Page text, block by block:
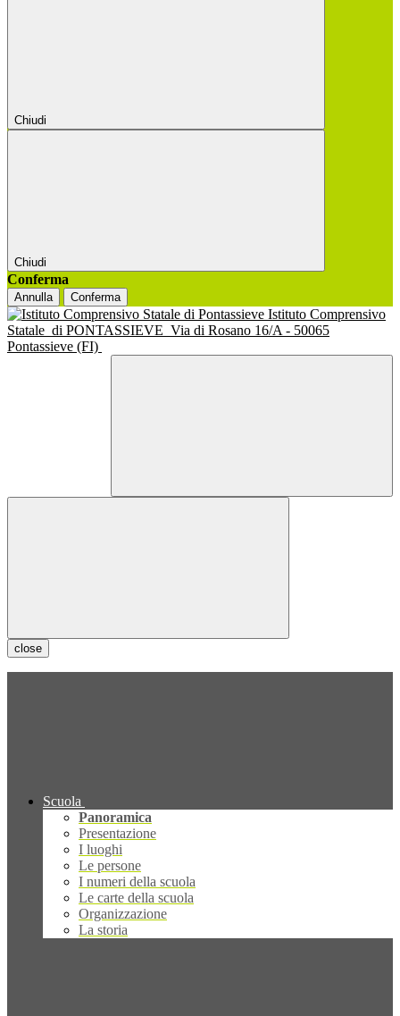
Chiudi
Chiudi
Conferma
Annulla Conferma
Istituto Comprensivo
Statale di PONTASSIEVE Via di Rosano 16/A - 50065
Pontassieve (FI)
close
Scuola
Panoramica
Presentazione
I luoghi
Le persone
I numeri della scuola
Le carte della scuola
Organizzazione
La storia